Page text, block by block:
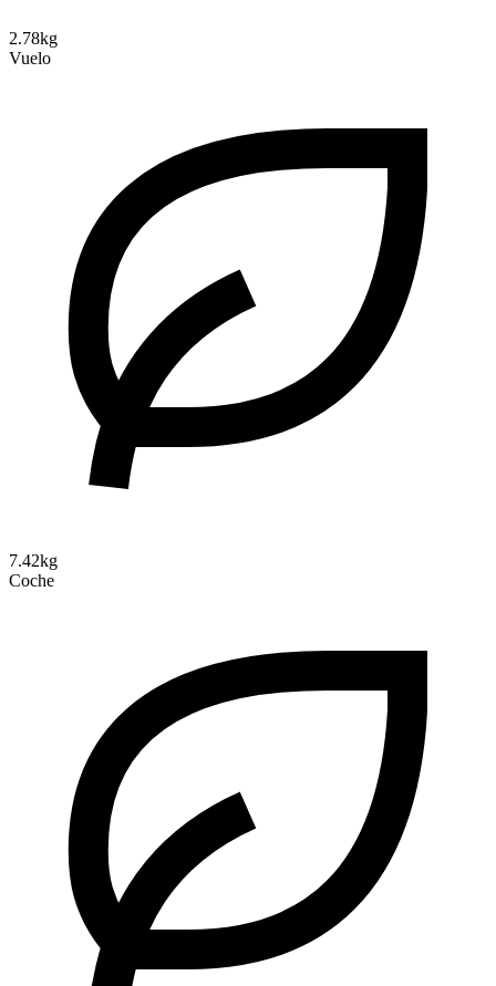
2.78kg
Vuelo
7.42kg
Coche